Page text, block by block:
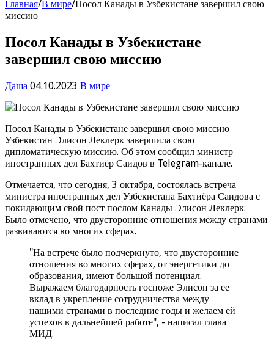
Главная/В мире/Посол Канады в Узбекистане завершил свою
миссию
Посол Канады в Узбекистане
завершил свою миссию
Даша 04.10.2023 В мире
Посол Канады в Узбекистане завершил свою миссию
Узбекистан Элисон Леклерк завершила свою
дипломатическую миссию. Об этом сообщил министр
иностранных дел Бахтиёр Саидов в Telegram-канале.
Отмечается, что сегодня, 3 октября, состоялась встреча
министра иностранных дел Узбекистана Бахтиёра Саидова с
покидающим свой пост послом Канады Элисон Леклерк.
Было отмечено, что двусторонние отношения между странами
развиваются во многих сферах.
"На встрече было подчеркнуто, что двусторонние
отношения во многих сферах, от энергетики до
образования, имеют большой потенциал.
Выражаем благодарность госпоже Элисон за ее
вклад в укрепление сотрудничества между
нашими странами в последние годы и желаем ей
успехов в дальнейшей работе", - написал глава
МИД.